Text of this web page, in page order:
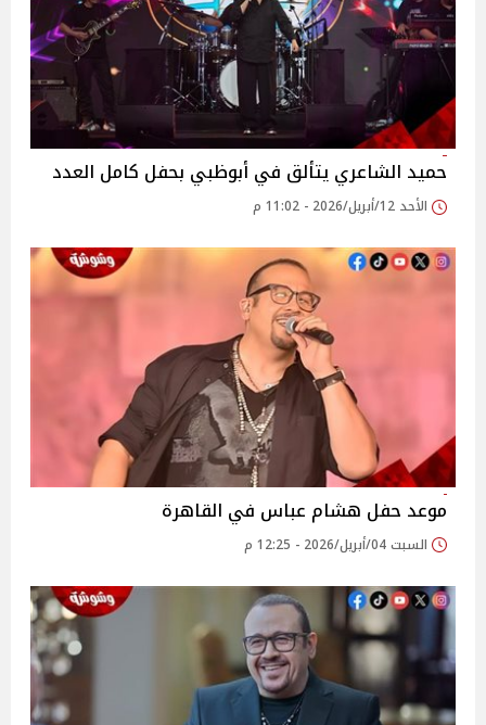
حميد الشاعري يتألق في أبوظبي بحفل كامل العدد
الأحد 12/أبريل/2026 - 11:02 م
موعد حفل هشام عباس في القاهرة
السبت 04/أبريل/2026 - 12:25 م